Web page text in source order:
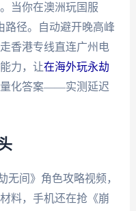
当你在澳洲玩国服
路径。自动避开晚高峰
香港专线直连广州电
力，让在海外玩永劫
量化答案——实测延迟
无间》角色攻略视频，
料，手机还在抢《崩